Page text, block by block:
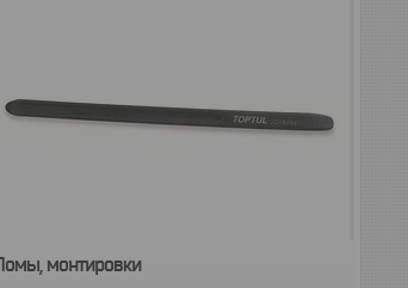
монтировки